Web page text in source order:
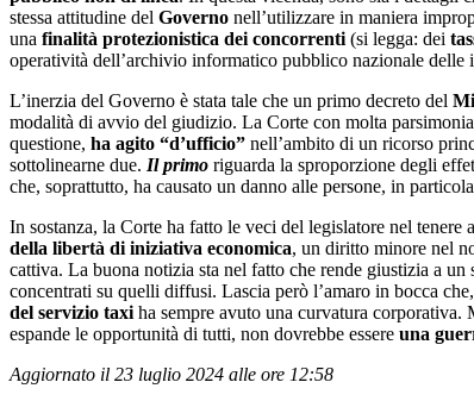
stessa attitudine del Governo nell’utilizzare in maniera
una finalità protezionistica dei concorrenti (si legga: dei
operatività dell’archivio informatico pubblico nazionale delle
L’inerzia del Governo è stata tale che un primo decreto del
modalità di avvio del giudizio. La Corte con molta
questione, ha agito “d’ufficio” nell’ambito di un ricorso
sottolinearne due. Il primo riguarda la sproporzione degli
che, soprattutto, ha causato un danno alle persone, in
In sostanza, la Corte ha fatto le veci del legislatore nel
della libertà di iniziativa economica, un diritto minore nel
cattiva. La buona notizia sta nel fatto che rende giustizia a un
concentrati su quelli diffusi. Lascia però l’amaro in bocca
del servizio taxi ha sempre avuto una curvatura corporativa.
espande le opportunità di tutti, non dovrebbe essere una
Aggiornato il 23 luglio 2024 alle ore 12:58